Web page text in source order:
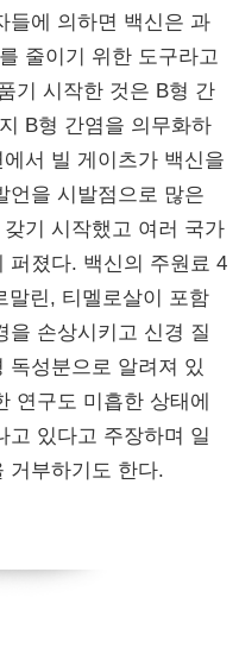
들에 의하면 백신은 과
줄이기 위한 도구라고
기 시작한 것은 B형 간
B형 간염을 의무화하
서 빌 게이츠가 백신을
언을 시발점으로 많은
기 시작했고 여러 국가
퍼졌다. 백신의 주원료 4
말린, 티멜로살이 포함
을 손상시키고 신경 질
독성분으로 알려져 있
연구도 미흡한 상태에
고 있다고 주장하며 일
거부하기도 한다.